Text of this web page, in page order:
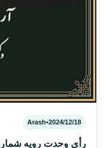
2024/12/18
•
Arash